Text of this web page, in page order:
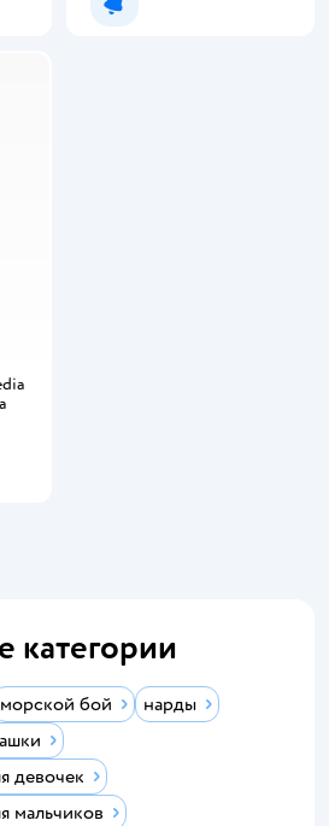
Уведомить о появлении
категории
морской бой
нарды
девочек
мальчиков